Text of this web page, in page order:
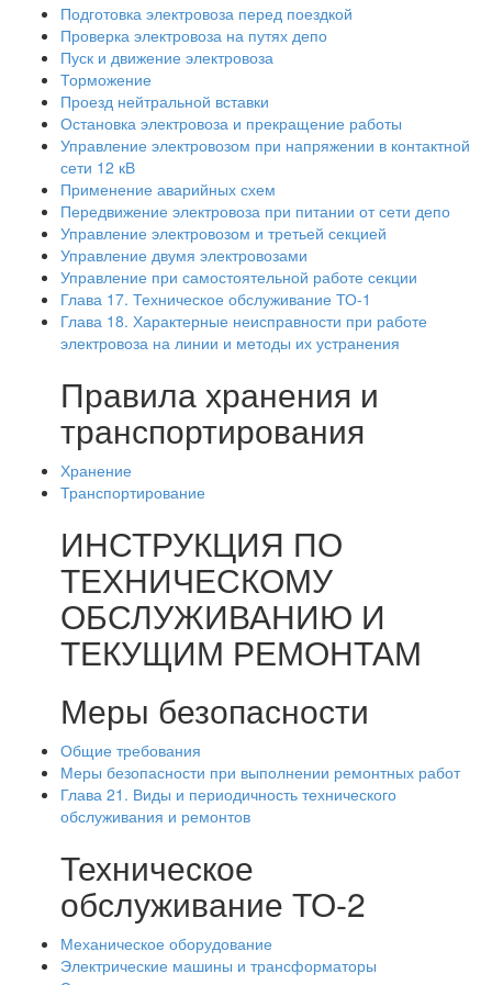
Подготовка электровоза перед поездкой
Проверка электровоза на путях депо
Пуск и движение электровоза
Торможение
Проезд нейтральной вставки
Остановка электровоза и прекращение работы
Управление электровозом при напряжении в контактной
сети 12 кВ
Применение аварийных схем
Передвижение электровоза при питании от сети депо
Управление электровозом и третьей секцией
Управление двумя электровозами
Управление при самостоятельной работе секции
Глава 17. Техническое обслуживание ТО-1
Глава 18. Характерные неисправности при работе
электровоза на линии и методы их устранения
Правила хранения и
транспортирования
Хранение
Транспортирование
ИНСТРУКЦИЯ ПО
ТЕХНИЧЕСКОМУ
ОБСЛУЖИВАНИЮ И
ТЕКУЩИМ РЕМОНТАМ
Меры безопасности
Общие требования
Меры безопасности при выполнении ремонтных работ
Глава 21. Виды и периодичность технического
обслуживания и ремонтов
Техническое
обслуживание ТО-2
Механическое оборудование
Электрические машины и трансформаторы